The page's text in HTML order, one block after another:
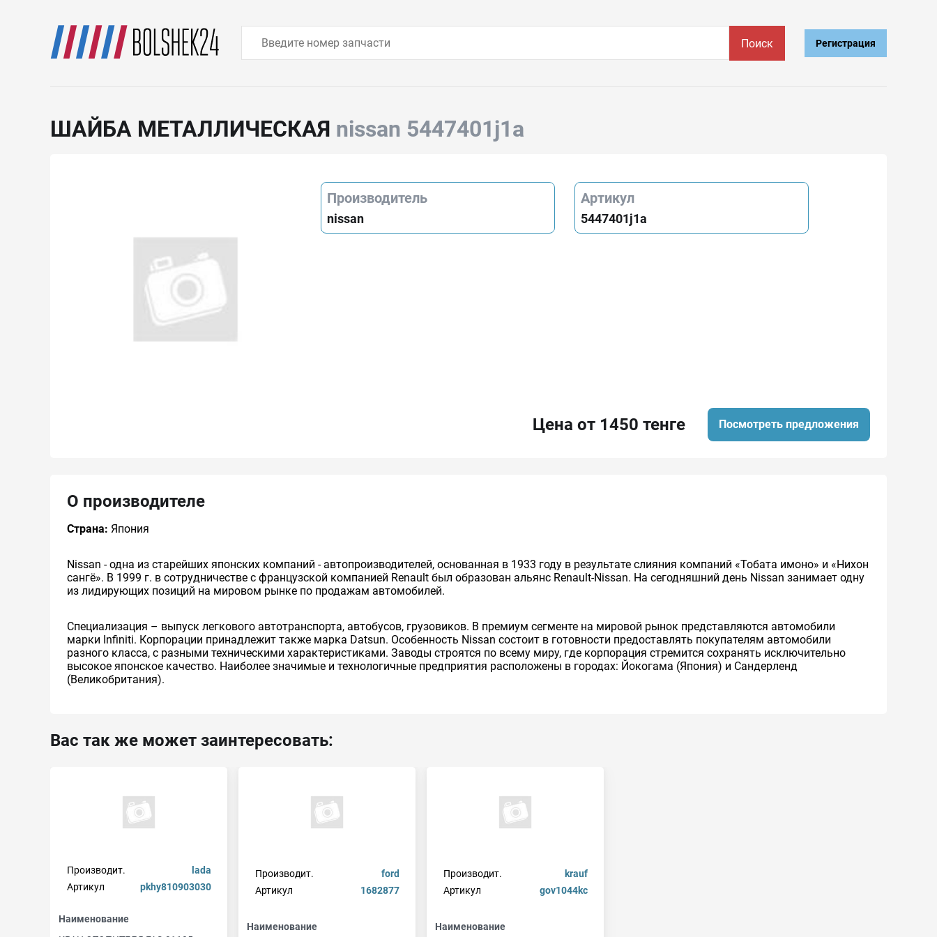
Поиск Регистрация
ШАЙБА МЕТАЛЛИЧЕСКАЯ nissan 5447401j1a
Производитель
nissan
Артикул
5447401j1a
Цена от 1450 тенге Посмотреть предложения
О производителе
Страна: Япония
Nissan - одна из старейших японских компаний - автопроизводителей, основанная в 1933 году в результате слияния компаний «Тобата имоно» и «Нихон
сангё». В 1999 г. в сотрудничестве с французcкой компанией Renault был образован альянс Renault-Nissan. На сегодняшний день Nissan занимает одну
из лидирующих позиций на мировом рынке по продажам автомобилей.
Специализация – выпуск легкового автотранспорта, автобусов, грузовиков. В премиум сегменте на мировой рынок представляются автомобили
марки Infiniti. Корпорации принадлежит также марка Datsun. Особенность Nissan состоит в готовности предоставлять покупателям автомобили
разного класса, с разными техническими характеристиками. Заводы строятся по всему миру, где корпорация стремится сохранять исключительно
высокое японское качество. Наиболее значимые и технологичные предприятия расположены в городах: Йокогама (Япония) и Сандерленд
(Великобритания).
Вас так же может заинтересовать:
Производит.
lada
Артикул
pkhу810903030
Наименование
Производит.
ford
Артикул
1682877
Наименование
Производит.
krauf
Артикул
gov1044kc
Наименование